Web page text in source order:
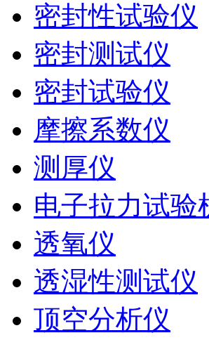
密封性试验仪
密封测试仪
密封试验仪
摩擦系数仪
测厚仪
电子拉力试验
透氧仪
透湿性测试仪
顶空分析仪